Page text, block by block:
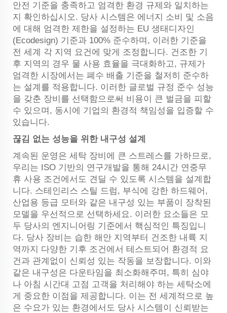
안전 기준을 충족하고 엄격한 환경 규제와 일치하는
지 확인하십시오. 당사 시스템은 에너지 소비 및 소음
에 대해 엄격한 제한을 설정하는 EU 생태디자인
(Ecodesign) 기준과 100% 준수하며, 이러한 기준을
전 세계 각 지역 요건에 맞게 조정합니다. 건조한 기
후 지역의 경우 물 사용 효율을 극대화하고, 규제가
엄격한 시장에서는 폐수 배출 기준을 철저히 준수하
는 설계를 적용합니다. 이러한 글로벌 규정 준수 성능
을 갖춘 장비를 선택함으로써 비용이 큰 벌금을 피할
수 있으며, 동시에 기업의 환경적 책임성을 입증할 수
있습니다.
끊김 없는 성능을 위한 내구성 설계
계속된 운영은 세탁 장비에 큰 스트레스를 가하므로,
우리는 ISO 기반의 연구개발을 통해 24시간 연중무
휴 사용 조건에서도 견딜 수 있도록 시스템을 설계합
니다. 스테인리스 스틸 드럼, 부식에 강한 하드웨어,
산업용 등급 모터와 같은 내구성 있는 부품이 장착된
모델을 우선적으로 선택하세요. 이러한 요소들은 모
두 당사의 엔지니어링 기준에서 핵심적인 특징입니
다. 당사 장비는 습한 해안 지역부터 건조한 내륙 지
역까지 다양한 기후 조건에서 테스트되어 환경적 요
건과 관계없이 신뢰성 있는 작동을 보장합니다. 이와
같은 내구성은 다운타임을 최소화해주며, 특히 심야
나 아침 시간대 고점 고객을 처리해야 하는 세탁소에
게 중요한 이점을 제공합니다. 이는 전 세계적으로 높
은 수요가 있는 환경에서도 당사 시스템이 신뢰받는